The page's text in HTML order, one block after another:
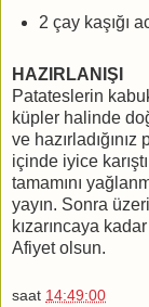
2 çay kaşığı
HAZIRLANIŞI
Patateslerin
küpler halinde
ve
içinde iyice
tamamını
yayın. Sonra
kızarıncaya
Afiyet olsun.
saat 14:49:00